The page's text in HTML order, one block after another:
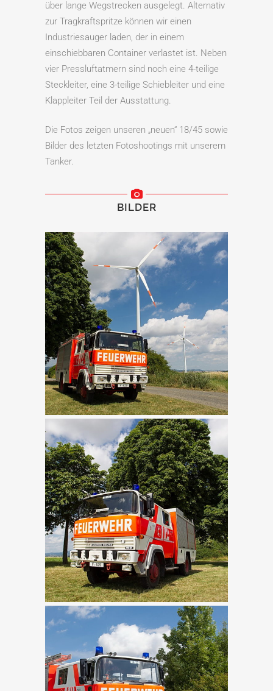
über lange Wegstrecken ausgelegt. Alternativ
zur Tragkraftspritze können wir einen
Industriesauger laden, der in einem
einschiebbaren Container verlastet ist. Neben
vier Pressluftatmern sind noch eine 4-teilige
Steckleiter, eine 3-teilige Schiebleiter und eine
Klappleiter Teil der Ausstattung.
Die Fotos zeigen unseren „neuen“ 18/45 sowie
Bilder des letzten Fotoshootings mit unserem
Tanker.
BILDER